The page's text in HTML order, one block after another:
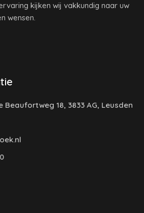
kijken wij vakkundig naar uw
wensen.
Beaufortweg 18, 3833 AG, Leusden